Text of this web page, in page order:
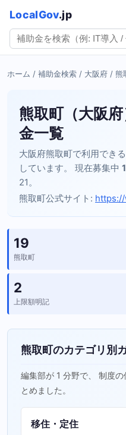
LocalGov.jp
ホーム / 補助金検索 / 大阪府 / 熊
熊取町（大阪
金一覧
大阪府熊取町で利用でき
しています。 現在募集中
21。
熊取町公式サイト:
19
熊取町
2
上限額明記
熊取町のカテゴリ別
編集部が 1 分野で、 制度
とめました。
移住・定住